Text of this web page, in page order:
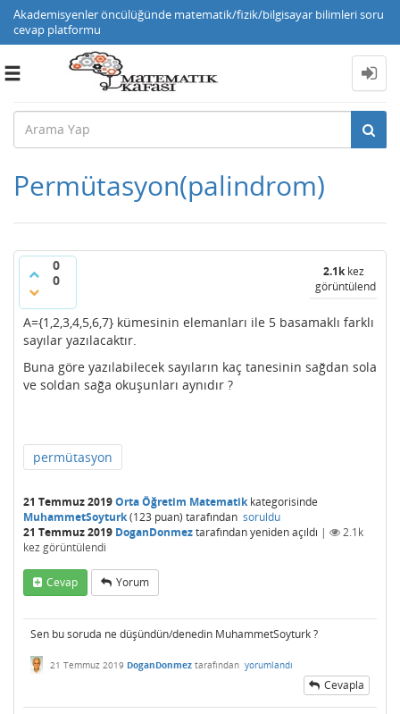
Akademisyenler öncülüğünde matematik/fizik/bilgisayar bilimleri soru
cevap platformu
Toggle
Permütasyon(palindrom)
0
0
2.1kkez
görüntülendi
A={1,2,3,4,5,6,7} kümesinin elemanları ile 5 basamaklı farklı
sayılar yazılacaktır.
Buna göre yazılabilecek sayıların kaç tanesinin sağdan sola
ve soldan sağa okuşunları aynıdır ?
permütasyon
21 Temmuz 2019Orta Öğretim Matematikkategorisinde
MuhammetSoyturk(123 puan) tarafından soruldu
21 Temmuz 2019 DoganDonmeztarafındanyeniden açıldı |
2.1k
kez görüntülendi
Cevap Yorum
Sen bu soruda ne düşündün/denedin MuhammetSoyturk ?
21 Temmuz 2019 DoganDonmez tarafından yorumlandı
Cevapla